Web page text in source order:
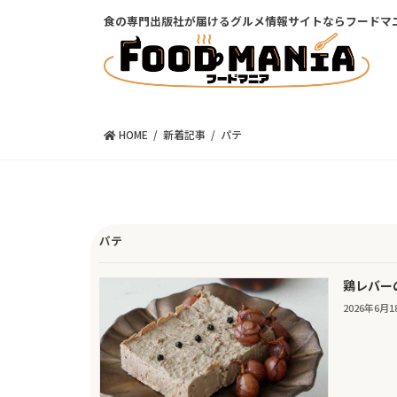
食の専門出版社が届けるグルメ情報サイトならフードマ
HOME 新着記事 パテ
パテ
鶏レバー
2026年6月